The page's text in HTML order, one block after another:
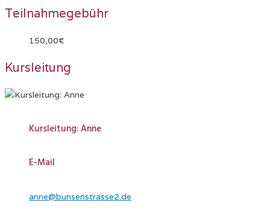
Teilnahmegebühr
150,00€
Kursleitung
Kursleitung: Anne
E-Mail
anne@bunsenstrasse2.de